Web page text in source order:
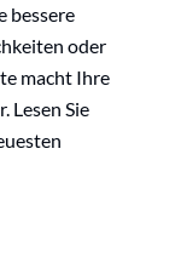
bessere
oder
macht Ihre
Lesen Sie